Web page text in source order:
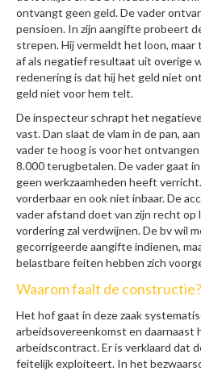
ontvangt geen geld. De vader
pensioen. In zijn aangifte probeert
strepen. Hij vermeldt het loon,
af als negatief resultaat uit overige
redenering is dat hij het geld niet
geld niet voor hem telt.
De inspecteur schrapt het
vast. Dan slaat de vlam in de pan,
vader te hoog is voor het
8.000 terugbetalen. De vader gaat
geen werkzaamheden heeft
vorderbaar en ook niet inbaar. De
vader afstand doet van zijn recht
vordering zal verdwijnen. De bv wil
gecorrigeerde aangifte indienen,
belastbare feiten hebben zich
Waarom faalt de constructie?
Het hof gaat in deze zaak
arbeidsovereenkomst en daarnaast
arbeidscontract. Er is verklaard dat
feitelijk exploiteert. In het